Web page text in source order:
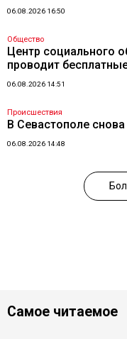
06.08.2026 16:50
Общество
Центр социального
проводит
06.08.2026 14:51
Происшествия
В Севастополе
06.08.2026 14:48
Самое читаемое